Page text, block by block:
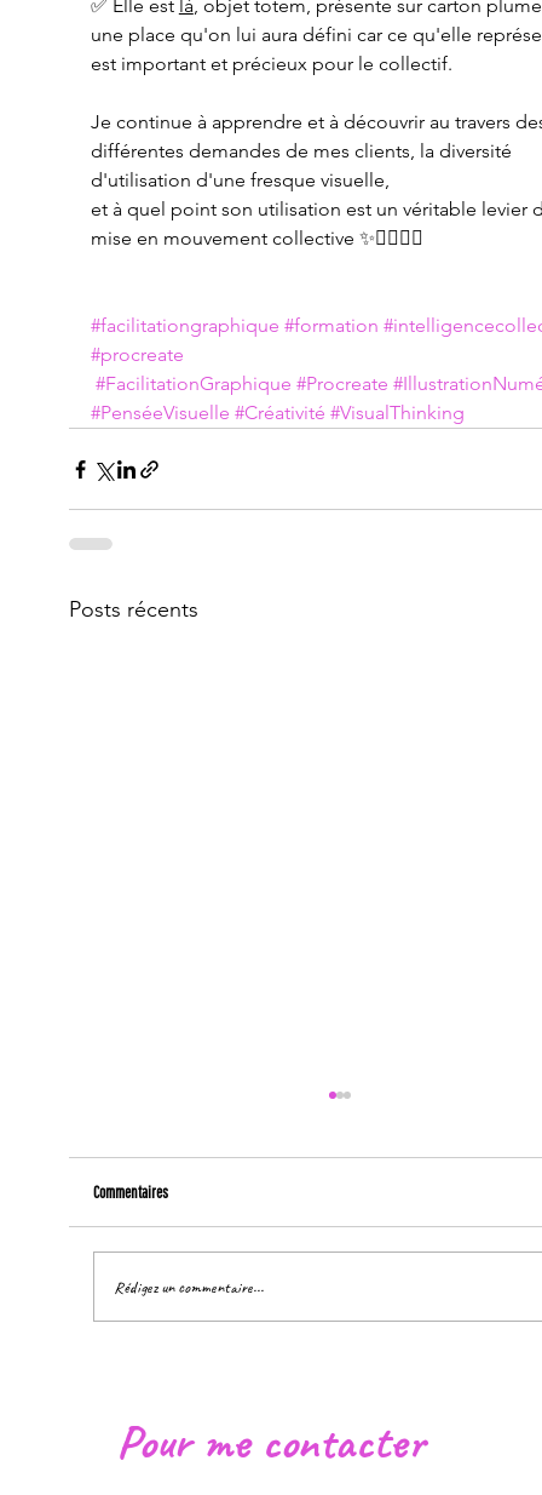
✅ Elle est là, objet totem, présente sur carton
une place qu'on lui aura défini car ce qu'elle
est important et précieux pour le collectif.
Je continue à apprendre et à découvrir au travers
différentes demandes de mes clients, la diversité
d'utilisation d'une fresque visuelle,
et à quel point son utilisation est un véritable levier
mise en mouvement collective ✨🏃‍♂️🏃‍♀️
#facilitationgraphique #formation
#procreate
#FacilitationGraphique #Procreate
#PenséeVisuelle #Créativité #VisualThinking
Posts récents
Commentaires
Rédigez un commentaire...
Pour me contacter